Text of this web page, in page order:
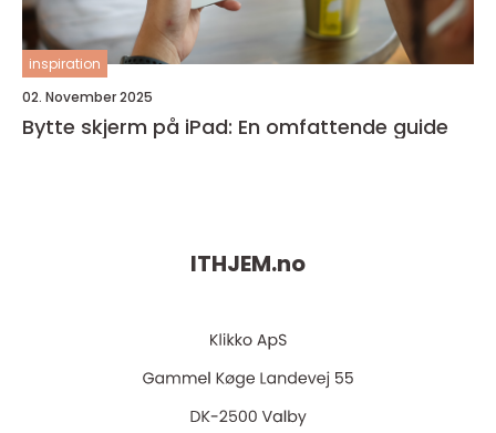
inspiration
02. November 2025
Bytte skjerm på iPad: En omfattende guide
ITHJEM.no